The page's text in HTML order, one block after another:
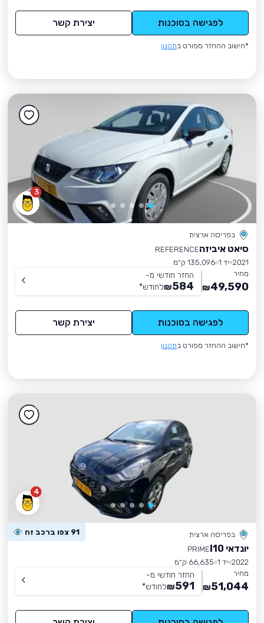
לפגישה בסוכנות יצירת קשר
*חישוב ההחזר מפורט בתקנון
3
בפריסה ארצית
סיאט איביזהREFERENCE
2021 יד 1
135,096 ק״מ
מחיר
49,590
₪
החזר חודשי מ-
584
₪לחודש*
לפגישה בסוכנות יצירת קשר
*חישוב ההחזר מפורט בתקנון
4
בפריסה ארצית 91 צפו ברכב זה
יונדאי I10
PRIME
2022 יד 1
66,635 ק״מ
מחיר
51,044
₪
החזר חודשי מ-
591
₪לחודש*